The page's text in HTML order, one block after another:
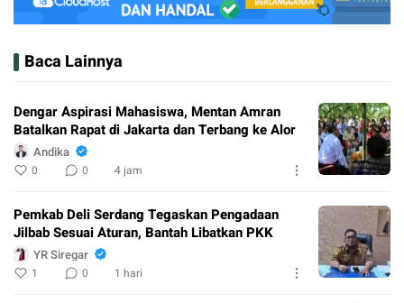
Baca Lainnya
Dengar Aspirasi Mahasiswa, Mentan Amran
Batalkan Rapat di Jakarta dan Terbang ke Alor
Andika
0 0 4 jam
Pemkab Deli Serdang Tegaskan Pengadaan
Jilbab Sesuai Aturan, Bantah Libatkan PKK
YR Siregar
1 0 1 hari